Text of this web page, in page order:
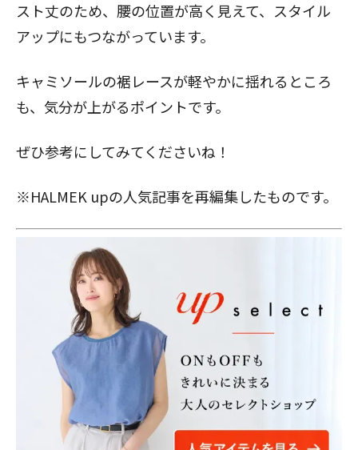
スト丈のため、腰の位置が高く見えて、スタイル
アップにもつながっています。
キャミソールの裾レースが軽やかに揺れるところ
も、気分が上がるポイントです。
ぜひ参考にしてみてくださいね！
※HALMEK upの人気記事を再編集したものです。